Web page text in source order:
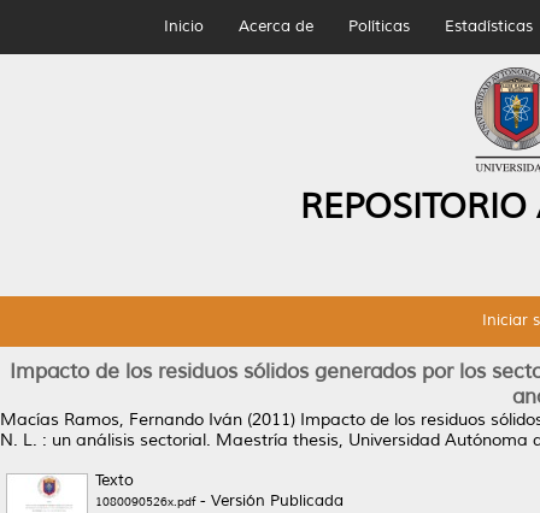
Inicio Acerca de Políticas Estadísticas
Iniciar
Impacto de los residuos sólidos generados por los
Macías Ramos, Fernando Iván (2011) Impacto de los residuos
N. L. : un análisis sectorial. Maestría thesis, Universidad Autónoma
Texto
1080090526x.pdf- Versión Publicada